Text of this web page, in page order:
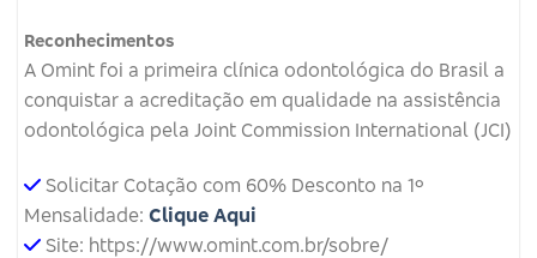
Reconhecimentos
A Omint foi a primeira clínica odontológica do Brasil a
conquistar a acreditação em qualidade na assistência
odontológica pela Joint Commission International (JCI)
Solicitar Cotação com 60% Desconto na 1º
Mensalidade: Clique Aqui
Site: https://www.omint.com.br/sobre/